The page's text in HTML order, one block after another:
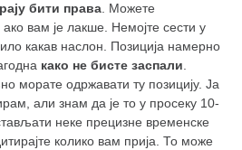
бити права . Можете
ако вам је лакше. Немојте сести у
какав наслон. Позиција намерно
како не бисте заспали
морате одржавати ту позицију. Ја
али знам да је то у просеку 10-
неке прецизне временске
колико вам прија. То може